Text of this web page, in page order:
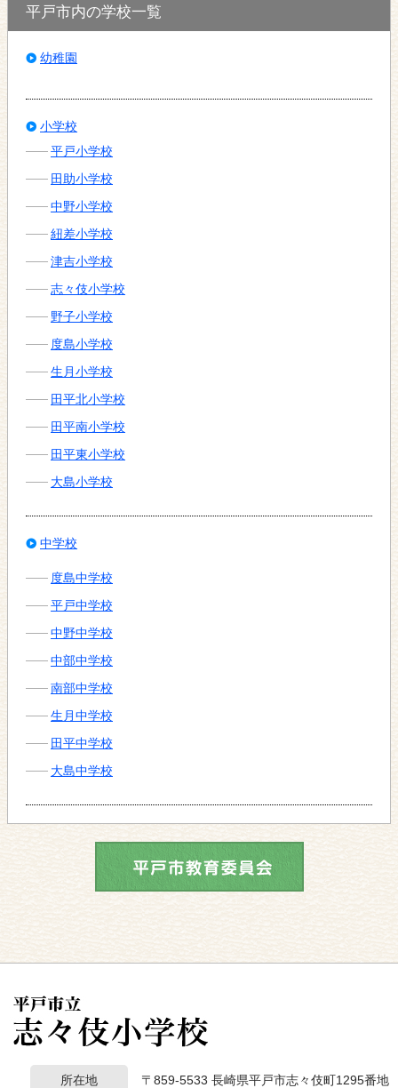
平戸市内の学校一覧
幼稚園
小学校
平戸小学校
田助小学校
中野小学校
紐差小学校
津吉小学校
志々伎小学校
野子小学校
度島小学校
生月小学校
田平北小学校
田平南小学校
田平東小学校
大島小学校
中学校
度島中学校
平戸中学校
中野中学校
中部中学校
南部中学校
生月中学校
田平中学校
大島中学校
所在地 〒859-5533 長崎県平戸市志々伎町1295番地